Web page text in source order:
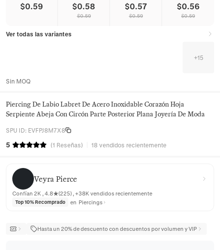
$0.59 $0.58
$0.59
$0.57
$0.59
$0.56
$0.59
Ver todas las variantes
+15
Sin MOQ
Piercing De Labio Labret De Acero Inoxidable Corazón Hoja
Serpiente Abeja Con Circón Parte Posterior Plana Joyería De Moda
SPU ID: EVFPJ8M7X8
5 (1 Reseñas) 18 vendidos recientemente
Veyra Pierce
Veyra Pierce
Confían 2K , 4.8★(225) , +38K vendidos recientemente
Top 10% Recomprado en Piercings
Hasta un 20% de descuento con descuentos por volumen y VIP